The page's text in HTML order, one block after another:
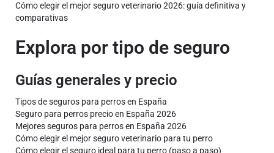
Cómo elegir el mejor seguro veterinario 2026: guía definitiva y
comparativas
Explora por tipo de seguro
Guías generales y precio
Tipos de seguros para perros en España
Seguro para perros precio en España 2026
Mejores seguros para perros en España 2026
Cómo elegir el mejor seguro veterinario para tu perro
Cómo elegir el seguro ideal para tu perro (paso a paso)